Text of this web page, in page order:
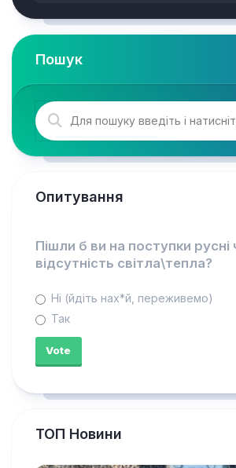
Пошук
Опитування
Пішли б ви на поступки русні
відсутність світла\тепла?
Ні (йдіть нах*й, переживемо)
Так
ТОП Новини